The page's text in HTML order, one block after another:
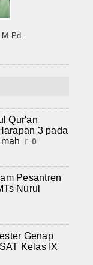
Qur'an
3 pada
0
Pesantren
Nurul
Genap
Kelas IX